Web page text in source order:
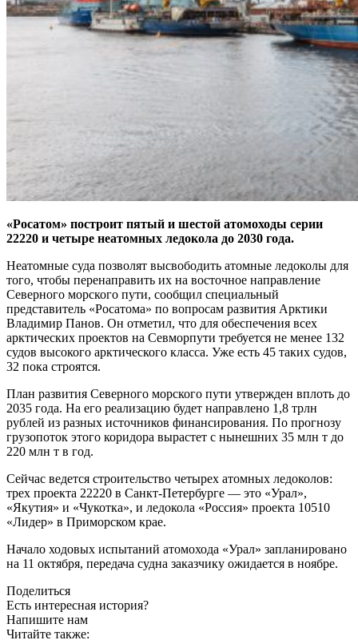
«Росатом» построит пятый и шестой атомоходы серии
22220 и четыре неатомных ледокола до 2030 года.
Неатомные суда позволят высвободить атомные ледоколы для
того, чтобы перенаправить их на восточное направление
Северного морского пути, сообщил специальный
представитель «Росатома» по вопросам развития Арктики
Владимир Панов. Он отметил, что для обеспечения всех
арктических проектов на Севморпути требуется не менее 132
судов высокого арктического класса. Уже есть 45 таких судов,
32 пока строятся.
План развития Северного морского пути утвержден вплоть до
2035 года. На его реализацию будет направлено 1,8 трлн
рублей из разных источников финансирования. По прогнозу
грузопоток этого коридора вырастет с нынешних 35 млн т до
220 млн т в год.
Сейчас ведется строительство четырех атомных ледоколов:
трех проекта 22220 в Санкт-Петербурге — это «Урал»,
«Якутия» и «Чукотка», и ледокола «Россия» проекта 10510
«Лидер» в Приморском крае.
Начало ходовых испытаний атомохода «Урал» запланировано
на 11 октября, передача судна заказчику ожидается в ноябре.
Поделиться
Есть интересная история?
Напишите нам
Читайте также: